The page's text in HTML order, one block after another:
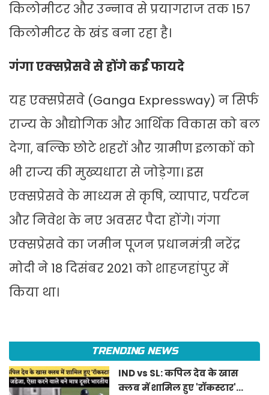
किलोमीटर और उन्नाव से प्रयागराज तक 157
किलोमीटर के खंड बना रहा है।
गंगा एक्‍सप्रेसवे से होंगे कई फायदे
यह एक्सप्रेसवे (Ganga Expressway) न सिर्फ
राज्य के औद्योगिक और आर्थिक विकास को बल
देगा, बल्कि छोटे शहरों और ग्रामीण इलाकों को
भी राज्य की मुख्यधारा से जोड़ेगा। इस
एक्सप्रेसवे के माध्यम से कृषि, व्यापार, पर्यटन
और निवेश के नए अवसर पैदा होंगे। गंगा
एक्सप्रेसवे का जमीन पूजन प्रधानमंत्री नरेंद्र
मोदी ने 18 दिसंबर 2021 को शाहजहांपुर में
किया था।
TRENDING NEWS
IND vs SL: कपिल देव के खास
क्लब में शामिल हुए 'रॉकस्टार'